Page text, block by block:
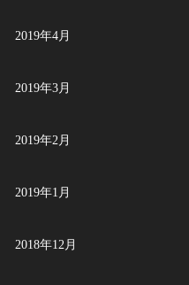
2019年4月
2019年3月
2019年2月
2019年1月
2018年12月